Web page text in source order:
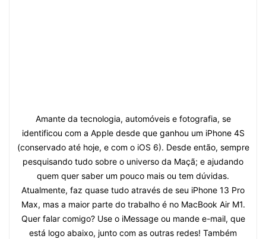
Amante da tecnologia, automóveis e fotografia, se
identificou com a Apple desde que ganhou um iPhone 4S
(conservado até hoje, e com o iOS 6). Desde então, sempre
pesquisando tudo sobre o universo da Maçã; e ajudando
quem quer saber um pouco mais ou tem dúvidas.
Atualmente, faz quase tudo através de seu iPhone 13 Pro
Max, mas a maior parte do trabalho é no MacBook Air M1.
Quer falar comigo? Use o iMessage ou mande e-mail, que
está logo abaixo, junto com as outras redes! Também